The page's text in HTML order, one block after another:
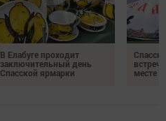
В Елабуге проходит
заключительный день
Спасской ярмарки
месте